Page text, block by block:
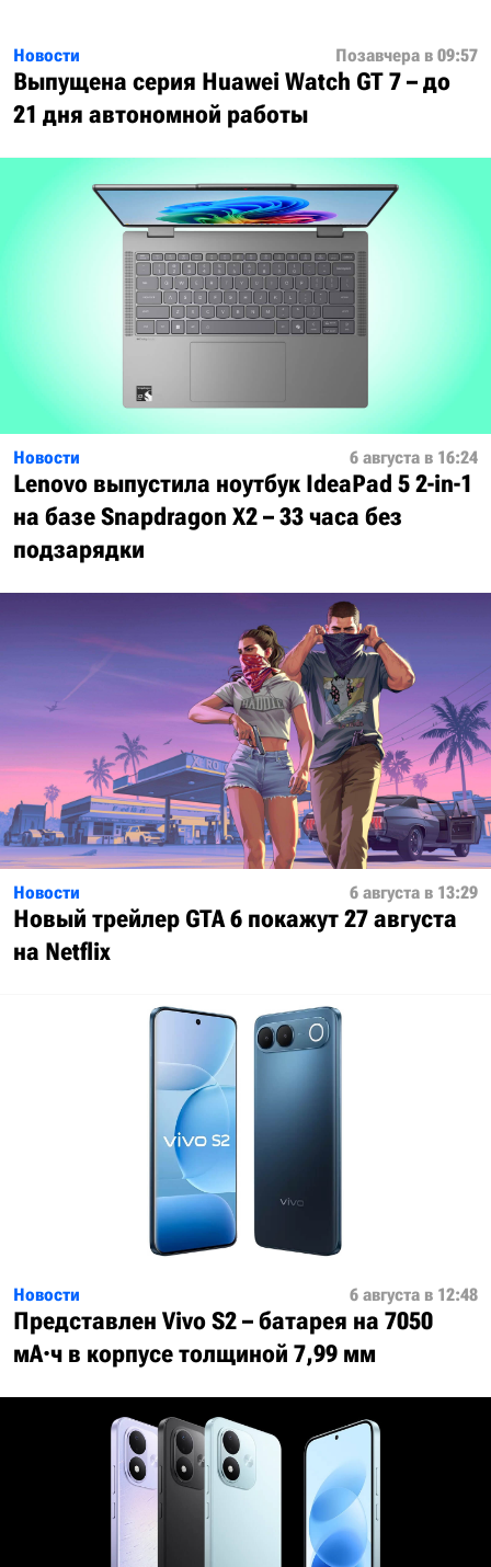
Новости Позавчера в 09:57
Выпущена серия Huawei Watch GT 7 – до
21 дня автономной работы
Новости 6 августа в 16:24
Lenovo выпустила ноутбук IdeaPad 5 2-in-1
на базе Snapdragon X2 – 33 часа без
подзарядки
Новости 6 августа в 13:29
Новый трейлер GTA 6 покажут 27 августа
на Netflix
Новости 6 августа в 12:48
Представлен Vivo S2 – батарея на 7050
мА·ч в корпусе толщиной 7,99 мм